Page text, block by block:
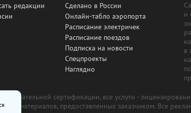
редакции
Сделано в России
Онлайн-табло аэропорта
Расписание электричек
Расписание поездов
Подписка на новости
Спецпроекты
Наглядно
и
в
обязательной сертификации, все услуги -
материалов, предоставленных заказчиком. Все